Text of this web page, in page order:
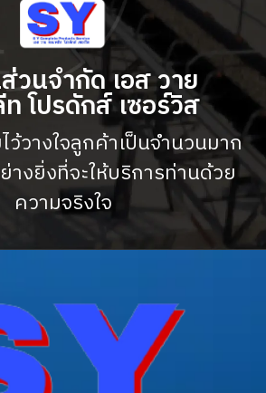
วนจำกัด เอส วาย
โปรดักส์ เซอร์วิส
ว้วางใจลูกค้าเป็นจำนวนมาก
งยิ่งที่จะให้บริการท่านด้วย
ความจริงใจ